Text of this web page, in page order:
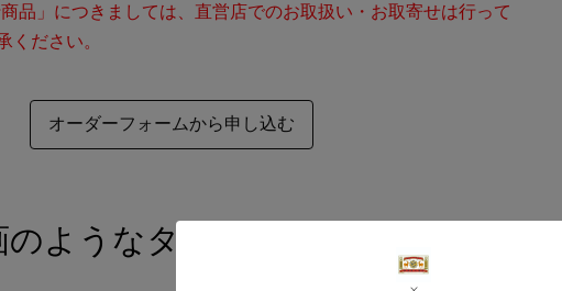
品」につきましては、直営店でのお取扱い・お取寄せは行って
ください。
オーダーフォームから申し込む
ようなタペストリー